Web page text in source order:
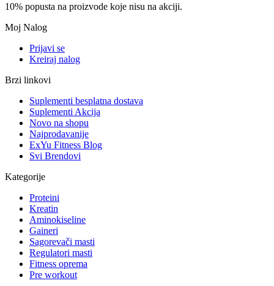
10% popusta na proizvode koje nisu na akciji.
Moj Nalog
Prijavi se
Kreiraj nalog
Brzi linkovi
Suplementi besplatna dostava
Suplementi Akcija
Novo na shopu
Najprodavanije
ExYu Fitness Blog
Svi Brendovi
Kategorije
Proteini
Kreatin
Aminokiseline
Gaineri
Sagorevači masti
Regulatori masti
Fitness oprema
Pre workout